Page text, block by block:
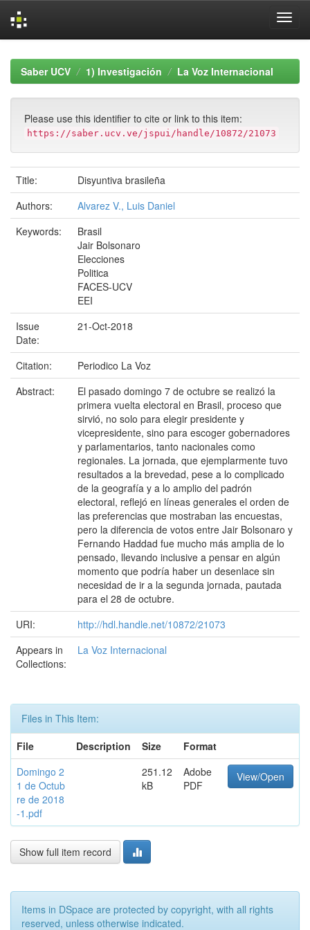
navigationSaber UCV 1) Investigación La Voz Internacional
Please use this identifier to cite or link to this item:
https://saber.ucv.ve/jspui/handle/10872/21073
Title:
Disyuntiva brasileña
Authors:
Alvarez V., Luis Daniel
Keywords:
Brasil
Jair Bolsonaro
Elecciones
Politica
FACES-UCV
EEI
Issue
Date:
21-Oct-2018
Citation:
Periodico La Voz
Abstract:
El pasado domingo 7 de octubre se realizó la
primera vuelta electoral en Brasil, proceso que
sirvió, no solo para elegir presidente y
vicepresidente, sino para escoger gobernadores
y parlamentarios, tanto nacionales como
regionales. La jornada, que ejemplarmente tuvo
resultados a la brevedad, pese a lo complicado
de la geografía y a lo amplio del padrón
electoral, reflejó en líneas generales el orden de
las preferencias que mostraban las encuestas,
pero la diferencia de votos entre Jair Bolsonaro y
Fernando Haddad fue mucho más amplia de lo
pensado, llevando inclusive a pensar en algún
momento que podría haber un desenlace sin
necesidad de ir a la segunda jornada, pautada
para el 28 de octubre.
URI:
http://hdl.handle.net/10872/21073
Appears in
Collections:
La Voz Internacional
Files in This Item:
File
Description Size
Format
Domingo 2
1 de Octub
re de 2018
-1.pdf
251.12
kB
Adobe
PDF
View/Open
Show full item record
Items in DSpace are protected by copyright, with all rights
reserved, unless otherwise indicated.